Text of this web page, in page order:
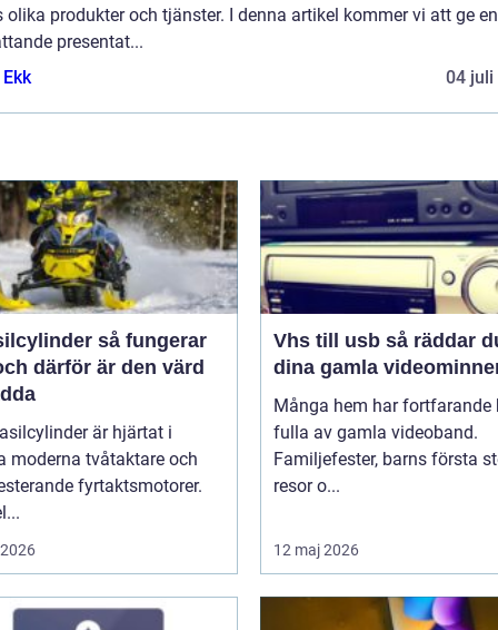
olika produkter och tjänster. I denna artikel kommer vi att ge en
presentat...
04 juli
så fungerar
därför är den värd
är hjärtat i
moderna tvåtaktare och
fyrtaktsmotorer.
Vhs till usb så räddar du
dina gamla
Många hem har fortfarande
fulla av gamla videoband.
Familjefester, barns första
resor o...
12 maj 2026